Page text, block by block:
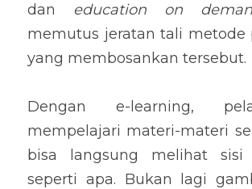
dan education on
memutus jeratan tali metode
yang membosankan tersebut.
Dengan e-learning,
mempelajari materi-materi
bisa langsung melihat sisi
seperti apa. Bukan lagi